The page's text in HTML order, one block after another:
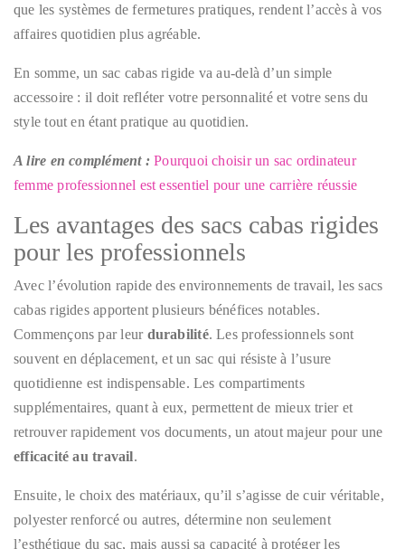
que les systèmes de fermetures pratiques, rendent l’accès à vos
affaires quotidien plus agréable.
En somme, un sac cabas rigide va au-delà d’un simple
accessoire : il doit refléter votre personnalité et votre sens du
style tout en étant pratique au quotidien.
A lire en complément : Pourquoi choisir un sac ordinateur
femme professionnel est essentiel pour une carrière réussie
Les avantages des sacs cabas rigides
pour les professionnels
Avec l’évolution rapide des environnements de travail, les sacs
cabas rigides apportent plusieurs bénéfices notables.
Commençons par leur durabilité. Les professionnels sont
souvent en déplacement, et un sac qui résiste à l’usure
quotidienne est indispensable. Les compartiments
supplémentaires, quant à eux, permettent de mieux trier et
retrouver rapidement vos documents, un atout majeur pour une
efficacité au travail.
Ensuite, le choix des matériaux, qu’il s’agisse de cuir véritable,
polyester renforcé ou autres, détermine non seulement
l’esthétique du sac, mais aussi sa capacité à protéger les